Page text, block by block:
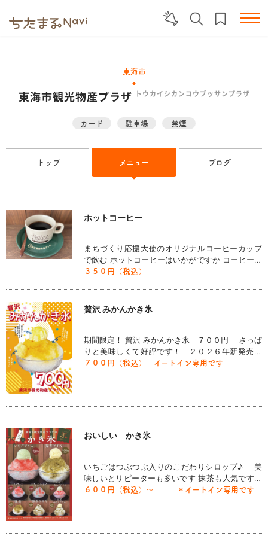
東海市
東海市観光物産プラザ トウカイシカンコウブッサンプラザ
カード 駐車場 禁煙
トップ メニュー ブログ
ホットコーヒー
まちづくり応援大使のオリジナルコーヒーカップ
で飲む ホットコーヒーはいかがですか コーヒーカ
ップの販売もしています
３５０円（税込）
贅沢 みかんかき氷
期間限定！ 贅沢 みかんかき氷 ７００円 さっぱ
りと美味しくて好評です！ ２０２６年新発売で
す！
７００円（税込） イートイン専用です
おいしい かき氷
いちごはつぶつぶ入りのこだわりシロップ♪ 美
味しいとリピーターも多いです 抹茶も人気です
バニラ、ミルクのトッピングもぜひどうぞ
６００円（税込）～ ＊イートイン専用です